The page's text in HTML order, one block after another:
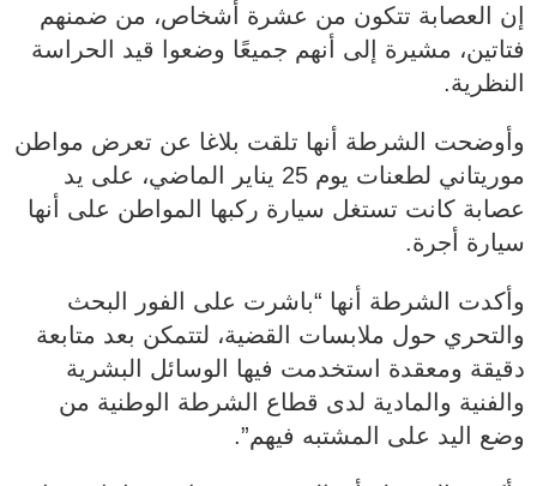
إن العصابة تتكون من عشرة أشخاص، من ضمنهم
فتاتين، مشيرة إلى أنهم جميعًا وضعوا قيد الحراسة
النظرية.
وأوضحت الشرطة أنها تلقت بلاغا عن تعرض مواطن
موريتاني لطعنات يوم 25 يناير الماضي، على يد
عصابة كانت تستغل سيارة ركبها المواطن على أنها
سيارة أجرة.
وأكدت الشرطة أنها “باشرت على الفور البحث
والتحري حول ملابسات القضية، لتتمكن بعد متابعة
دقيقة ومعقدة استخدمت فيها الوسائل البشرية
والفنية والمادية لدى قطاع الشرطة الوطنية من
وضع اليد على المشتبه فيهم”.